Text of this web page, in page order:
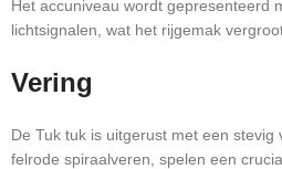
Het accuniveau wordt gepresenteerd
lichtsignalen, wat het rijgemak
Vering
De Tuk tuk is uitgerust met een
felrode spiraalveren, spelen een